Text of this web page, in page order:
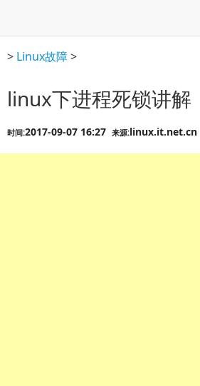
> Linux故障>
linux下进程死锁讲解
时间:2017-09-07 16:27 来源:linux.it.net.cn